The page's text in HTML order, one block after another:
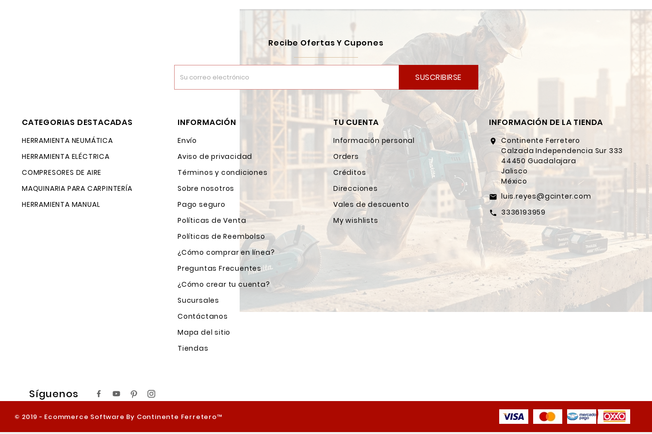
Recibe Ofertas Y Cupones
SUSCRIBIRSE
CATEGORIAS DESTACADAS
HERRAMIENTA NEUMÁTICA
HERRAMIENTA ELÉCTRICA
COMPRESORES DE AIRE
MAQUINARIA PARA CARPINTERÍA
HERRAMIENTA MANUAL
INFORMACIÓN
Envío
Aviso de privacidad
Términos y condiciones
Sobre nosotros
Pago seguro
Políticas de Venta
Políticas de Reembolso
¿Cómo comprar en línea?
Preguntas Frecuentes
¿Cómo crear tu cuenta?
Sucursales
Contáctanos
Mapa del sitio
Tiendas
TU CUENTA
Información personal
Orders
Créditos
Direcciones
Vales de descuento
My wishlists
INFORMACIÓN DE LA TIENDA
location_on Continente Ferretero
Calzada Independencia Sur 333
44450 Guadalajara
Jalisco
México
email luis.reyes@gcinter.com
call 3336193959
Síguenos
© 2019 - Ecommerce Software By Continente Ferretero™